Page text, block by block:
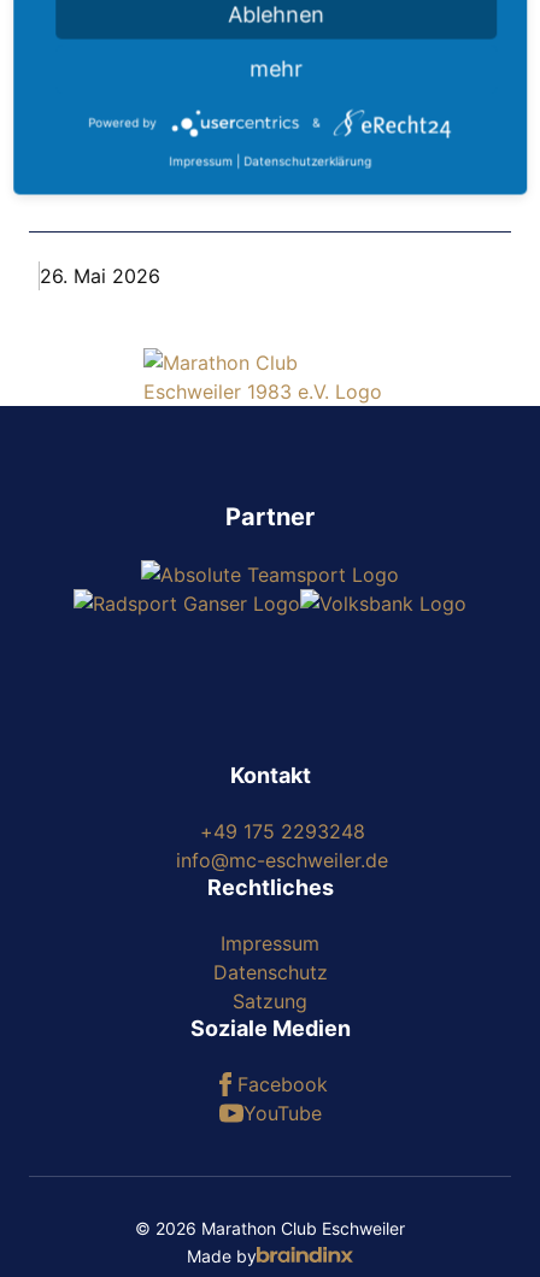
Ausgabe Juni 2026
26. Mai 2026
Partner
Kontakt
+49 175 2293248
info@mc-eschweiler.de
Rechtliches
Impressum
Datenschutz
Satzung
Soziale Medien
Facebook
YouTube
© 2026 Marathon Club Eschweiler
Made by
Ablehnen
mehr
Powered by &
Impressum Datenschutzerklärung